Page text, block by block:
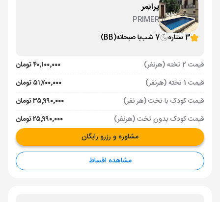
پرایمر
PRIMER
3 ستاره
7 شب با صبحانه(BB)
قیمت 2 تخته (هرنفر)
۴۰٬۱۰۰٬۰۰۰ تومان
قیمت 1 تخته (هرنفر)
۵۱٬۷۰۰٬۰۰۰ تومان
قیمت کودک با تخت (هر نفر)
۳۵٬۹۹۰٬۰۰۰ تومان
قیمت کودک بدون تخت (هرنفر)
۲۵٬۹۹۰٬۰۰۰ تومان
مشاوره و رزرو رایگان
مشاهده اقساط